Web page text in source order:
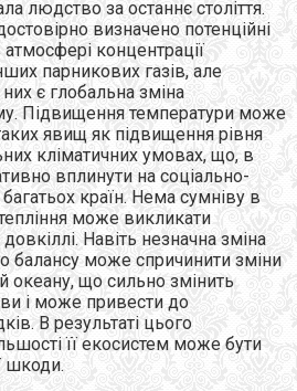
людство за останнє століття.
визначено потенційні
концентрації
парникових газів, але
є глобальна зміна
Підвищення температури може
явищ як підвищення рівня
кліматичних умовах, що, в
вплинути на соціально-
країн. Нема сумніву в
може викликати
Навіть незначна зміна
балансу може спричинити зміни
океану, що сильно змінить
і може привести до
В результаті цього
її екосистем може бути
шкоди.